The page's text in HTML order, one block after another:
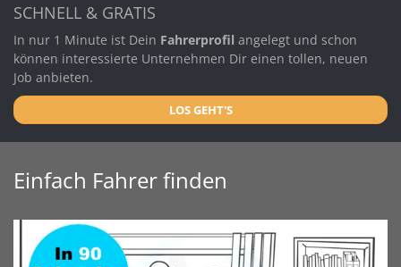
SCHNELL & GRATIS
In nur 1 Minute ist Dein Fahrerprofil angelegt und schon
können interessierte Unternehmen Dir einen tollen, neuen
Job anbieten.
LOS GEHT'S
Einfach Fahrer finden